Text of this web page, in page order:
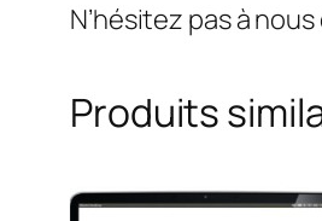
N’hésitez pas à
Produits